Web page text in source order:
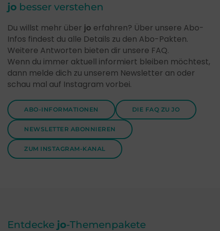
jo besser verstehen
Du willst mehr über jo erfahren? Über unsere Abo-
Infos findest du alle Details zu den Abo-Pakten.
Weitere Antworten bieten dir unsere FAQ.
Wenn du immer aktuell informiert bleiben möchtest,
dann melde dich zu unserem Newsletter an oder
schau mal auf Instagram vorbei.
ABO-INFORMATIONEN DIE FAQ ZU JO
NEWSLETTER ABONNIEREN
ZUM INSTAGRAM-KANAL
Entdecke jo-Themenpakete